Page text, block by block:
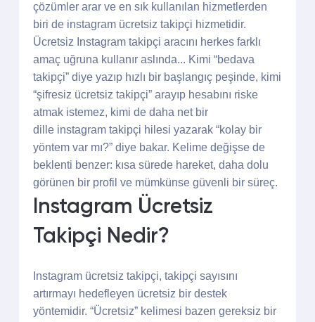
çözümler arar ve en sık kullanılan hizmetlerden
biri de instagram ücretsiz takipçi hizmetidir.
Ücretsiz Instagram takipçi aracını herkes farklı
amaç uğruna kullanır aslında... Kimi “bedava
takipçi” diye yazıp hızlı bir başlangıç peşinde, kimi
“şifresiz ücretsiz takipçi” arayıp hesabını riske
atmak istemez, kimi de daha net bir
dille instagram takipçi hilesi yazarak “kolay bir
yöntem var mı?” diye bakar. Kelime değişse de
beklenti benzer: kısa sürede hareket, daha dolu
görünen bir profil ve mümkünse güvenli bir süreç.
Instagram Ücretsiz
Takipçi Nedir?
Instagram ücretsiz takipçi, takipçi sayısını
artırmayı hedefleyen ücretsiz bir destek
yöntemidir. “Ücretsiz” kelimesi bazen gereksiz bir